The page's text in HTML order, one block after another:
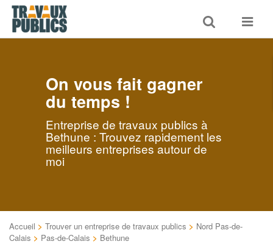
Toggle
search
Toggle
On vous fait gagner
du temps !
Entreprise de travaux publics à
Bethune : Trouvez rapidement les
meilleurs entreprises autour de
moi
Accueil > Trouver un entreprise de travaux publics > Nord Pas-de-
Calais > Pas-de-Calais > Bethune